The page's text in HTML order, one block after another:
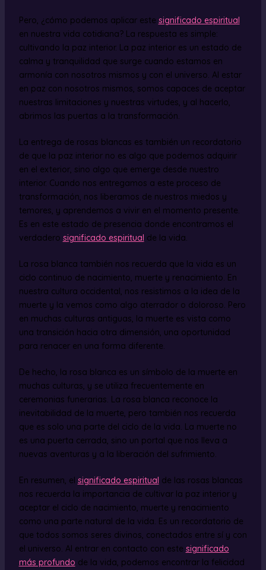
Pero, ¿cómo podemos aplicar este significado espiritual
en nuestra vida cotidiana? La respuesta es simple:
cultivando la paz interior. La paz interior es un estado de
calma y tranquilidad que surge cuando estamos en
armonía con nosotros mismos y con el universo. Al estar
en paz con nosotros mismos, somos capaces de aceptar
nuestras limitaciones y nuestras virtudes, y al hacerlo,
abrimos las puertas a la transformación.
La entrega de rosas blancas es también un recordatorio
de que la paz interior no es algo que podemos adquirir
en el exterior, sino algo que emerge desde nuestro
interior. Cuando nos entregamos a este proceso de
transformación, nos liberamos de nuestros miedos y
temores, y aprendemos a vivir en el momento presente.
Es en este estado de presencia donde encontramos el
verdadero significado espiritual de la vida.
La rosa blanca también nos recuerda que la vida es un
ciclo continuo de nacimiento, muerte y renacimiento. En
nuestra cultura occidental, nos resistimos a la idea de la
muerte y la vemos como algo aterrador o doloroso. Pero
en muchas culturas antiguas, la muerte es vista como
una transición hacia otra dimensión, una oportunidad
para renacer en una forma diferente.
De hecho, la rosa blanca es un símbolo de la muerte en
muchas culturas, y se utiliza frecuentemente en
ceremonias funerarias. La rosa blanca reconoce la
inevitabilidad de la muerte, pero también nos recuerda
que es solo una parte del ciclo de la vida. La muerte no
es una puerta cerrada, sino un portal que nos lleva a
nuevas aventuras y a la liberación del sufrimiento.
En resumen, el significado espiritual de las rosas blancas
nos recuerda la importancia de cultivar la paz interior y
aceptar el ciclo de nacimiento, muerte y renacimiento
como una parte natural de la vida. Es un recordatorio de
que todos somos seres divinos, conectados entre sí y con
el universo. Al entrar en contacto con este significado
más profundo de la vida, podemos encontrar la felicidad